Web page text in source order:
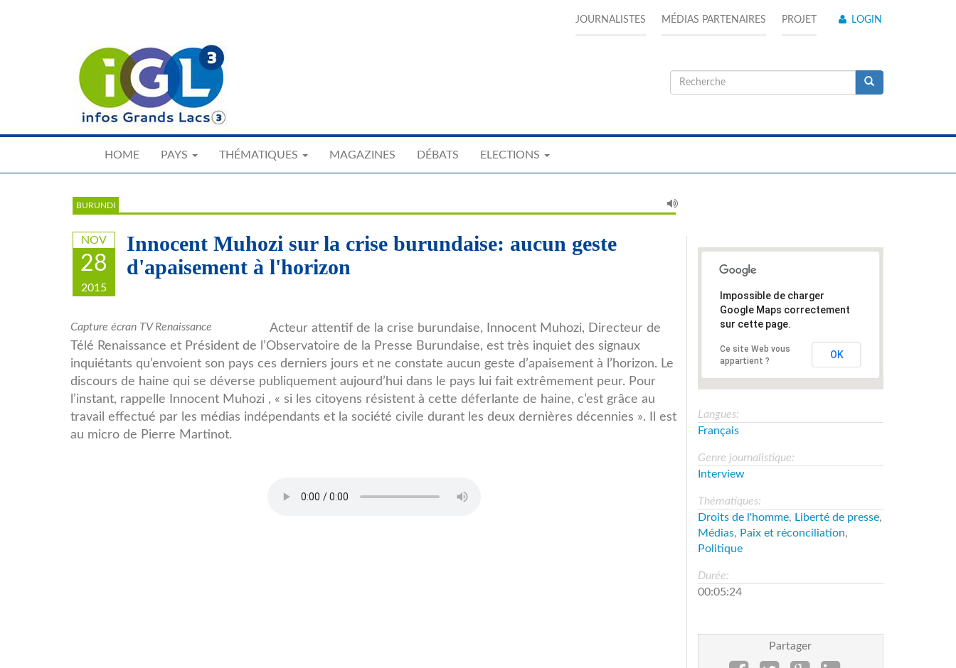
JOURNALISTES MÉDIAS PARTENAIRES PROJET LOGIN
Formulaire
recherche
HOME PAYS THÉMATIQUES MAGAZINES DÉBATS ELECTIONS
BURUNDI
NOV
28
2015
Innocent Muhozi sur la crise burundaise: aucun geste
d'apaisement à l'horizon
Innocent
Muhozi
Capture écran TV Renaissance
Acteur attentif de la crise burundaise, Innocent Muhozi, Directeur de
Télé Renaissance et Président de l’Observatoire de la Presse Burundaise, est très inquiet des signaux
inquiétants qu’envoient son pays ces derniers jours et ne constate aucun geste d’apaisement à l’horizon. Le
discours de haine qui se déverse publiquement aujourd’hui dans le pays lui fait extrêmement peur. Pour
l’instant, rappelle Innocent Muhozi , « si les citoyens résistent à cette déferlante de haine, c’est grâce au
travail effectué par les médias indépendants et la société civile durant les deux dernières décennies ». Il est
au micro de Pierre Martinot.
Innocent_Muhozi_ok_.mp3
Impossible de charger
Google Maps correctement
sur cette page.
Ce site Web vous
appartient ?
OK
Langues:
Français
Genre journalistique:
Interview
Thématiques:
Droits de l'homme, Liberté de presse,
Médias, Paix et réconciliation,
Politique
Durée:
00:05:24
Partager